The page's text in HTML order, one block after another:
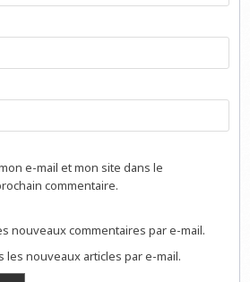
e-mail et mon site dans le
commentaire.
nouveaux commentaires par e-mail.
les nouveaux articles par e-mail.